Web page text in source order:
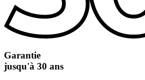
Garantie
jusqu'à 30 ans